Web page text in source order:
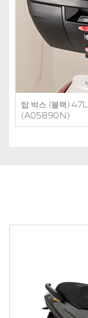
탑 박스 (블랙) 47L
(A05890N)